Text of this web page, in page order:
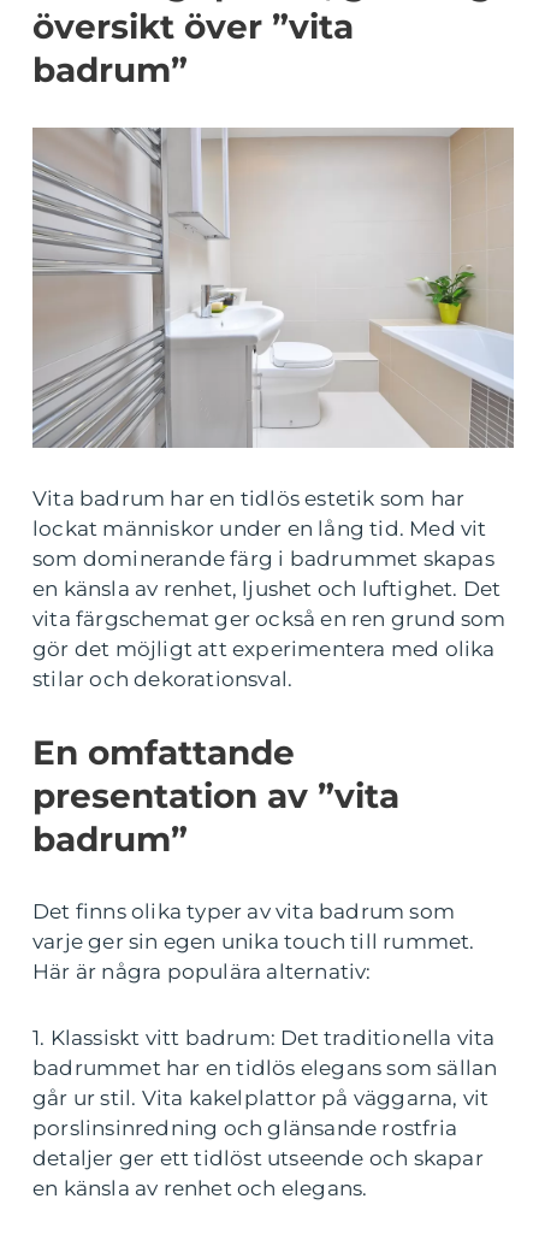
översikt över ”vita
badrum”
Vita badrum har en tidlös estetik som har
lockat människor under en lång tid. Med vit
som dominerande färg i badrummet skapas
en känsla av renhet, ljushet och luftighet. Det
vita färgschemat ger också en ren grund som
gör det möjligt att experimentera med olika
stilar och dekorationsval.
En omfattande
presentation av ”vita
badrum”
Det finns olika typer av vita badrum som
varje ger sin egen unika touch till rummet.
Här är några populära alternativ:
1. Klassiskt vitt badrum: Det traditionella vita
badrummet har en tidlös elegans som sällan
går ur stil. Vita kakelplattor på väggarna, vit
porslinsinredning och glänsande rostfria
detaljer ger ett tidlöst utseende och skapar
en känsla av renhet och elegans.